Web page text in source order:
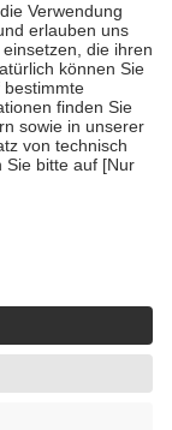
18. Lebensjahr
die von der
Bewertungen
künstlicher